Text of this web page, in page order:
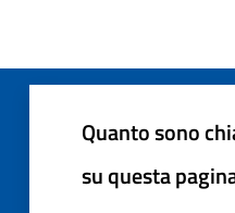
Quanto sono
su questa